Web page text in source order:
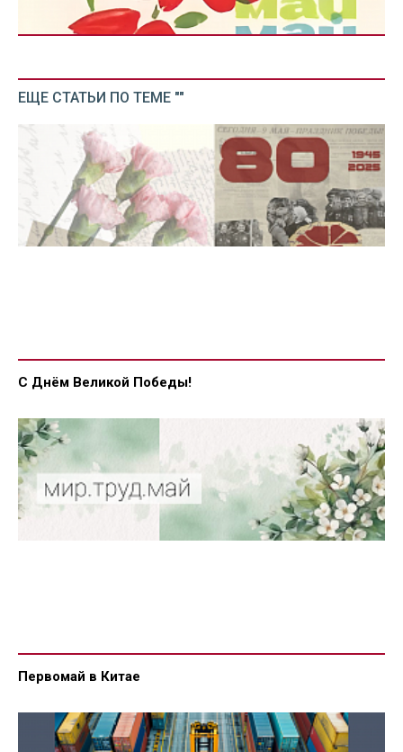
ЕЩЕ СТАТЬИ ПО ТЕМЕ ""
С Днём Великой Победы!
Первомай в Китае